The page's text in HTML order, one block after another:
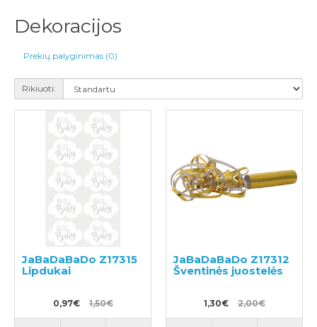
Dekoracijos
Prekių palyginimas (0)
Rikiuoti:
JaBaDaBaDo Z17315
Lipdukai
0,97€ 1,50€
JaBaDaBaDo Z17312
Šventinės juostelės
1,30€ 2,00€